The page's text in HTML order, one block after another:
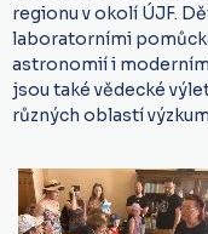
regionu v okolí ÚJF.
laboratorními
astronomií i
jsou také vědecké
různých oblastí